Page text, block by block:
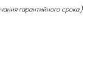
гарантийного срока.)